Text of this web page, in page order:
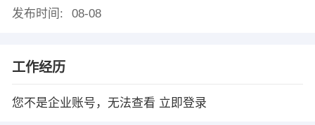
发布时间:
08-08
工作经历
您不是企业账号，无法查看 立即登录